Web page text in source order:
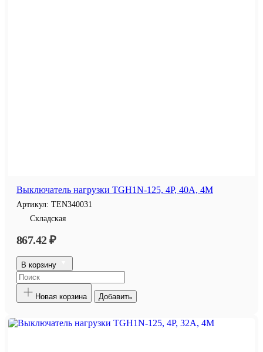
Выключатель нагрузки TGH1N-125, 4P, 40A, 4M
Артикул: TEN340031
Складская
867.42 ₽
В корзину
Новая корзина Добавить